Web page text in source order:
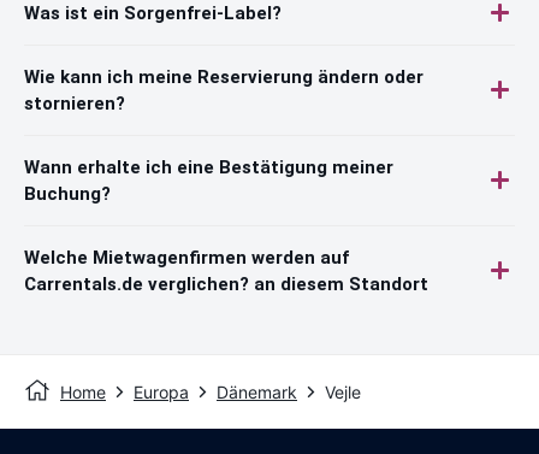
Was ist ein Sorgenfrei-Label?
Wie kann ich meine Reservierung ändern oder
stornieren?
Wann erhalte ich eine Bestätigung meiner
Buchung?
Welche Mietwagenfirmen werden auf
Carrentals.de verglichen? an diesem Standort
Home Europa Dänemark Vejle